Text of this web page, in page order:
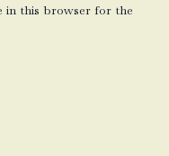
in this browser for the